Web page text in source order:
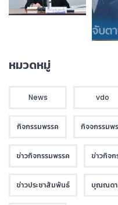
หมวดหมู่
News vdo
กิจกรรมพรรค กิจจกรรมพ
ข่าวกิจกรรมพรรค ข่าวกิจ
ข่าวประชาสัมพันธ์ บุณณด